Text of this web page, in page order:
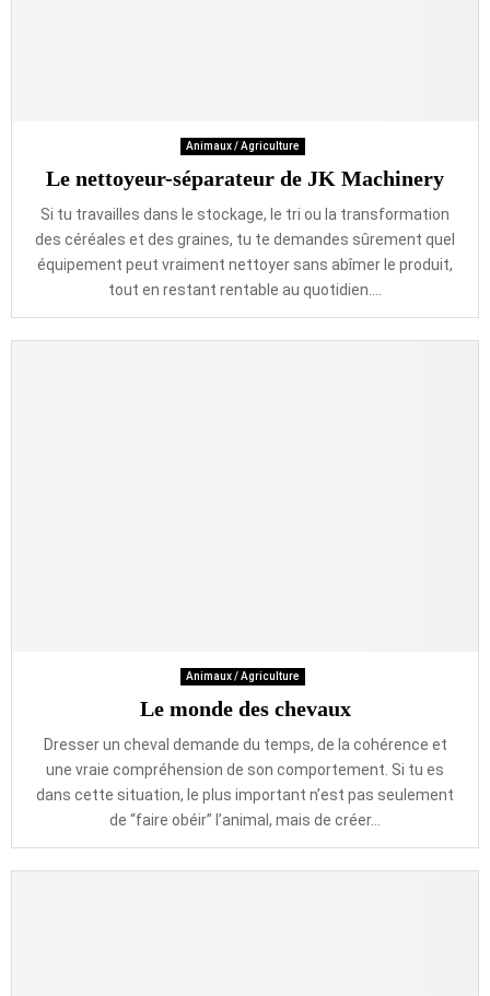
Animaux / Agriculture
Le nettoyeur-séparateur de JK Machinery
Si tu travailles dans le stockage, le tri ou la transformation
des céréales et des graines, tu te demandes sûrement quel
équipement peut vraiment nettoyer sans abîmer le produit,
tout en restant rentable au quotidien....
Animaux / Agriculture
Le monde des chevaux
Dresser un cheval demande du temps, de la cohérence et
une vraie compréhension de son comportement. Si tu es
dans cette situation, le plus important n’est pas seulement
de “faire obéir” l’animal, mais de créer...